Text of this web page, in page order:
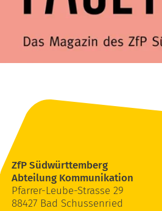
ZfP Südwürttemberg
Abteilung Kommunikation
Pfarrer-Leube-Strasse 29
88427 Bad Schussenried